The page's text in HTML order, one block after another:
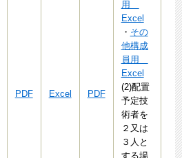
PDF Excel PDF
用
Excel
・ その
他構成
員用
Excel
(2)配置
予定技
術者を
２又は
３人と
する場